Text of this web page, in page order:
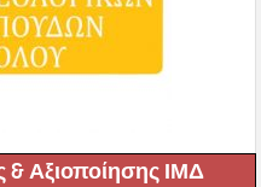
& Αξιοποίησης ΙΜΔ